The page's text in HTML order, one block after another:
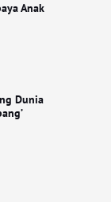
Anak
Dunia